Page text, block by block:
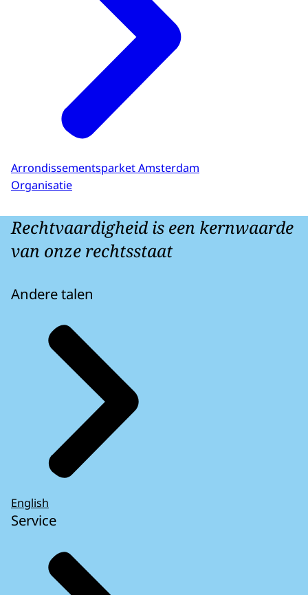
Arrondissementsparket Amsterdam
Organisatie
Rechtvaardigheid is een kernwaarde
van onze rechtsstaat
Andere talen
English
Service